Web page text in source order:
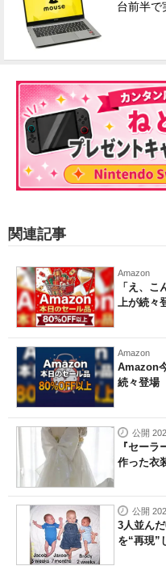
台前半で
関連記事
Amazon
「え、
上が続々
Amazon
Amazon
続々登場
公開
『セー
作った
公開
3人並ん
を“再現”